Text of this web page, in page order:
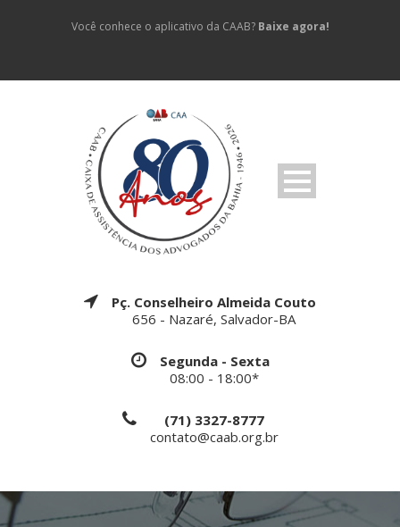
Você conhece o aplicativo da CAAB? Baixe agora!
Pç. Conselheiro Almeida Couto
656 - Nazaré, Salvador-BA
Segunda - Sexta
08:00 - 18:00*
(71) 3327-8777
contato@caab.org.br